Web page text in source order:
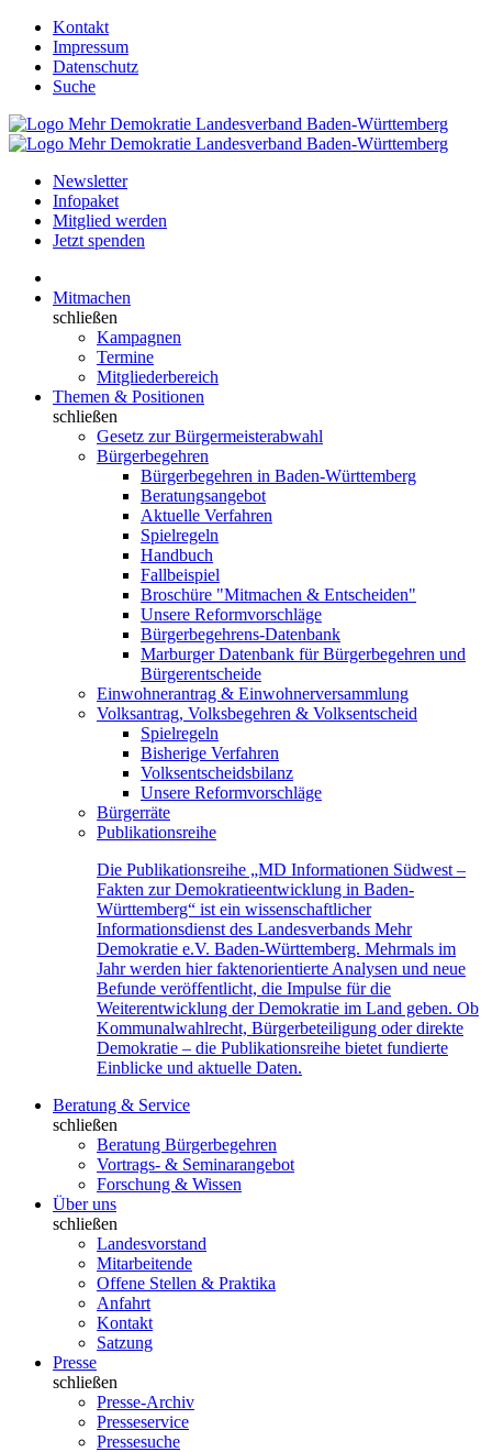
Kontakt
Impressum
Datenschutz
Suche
Newsletter
Infopaket
Mitglied werden
Jetzt spenden
Mitmachen
schließen
Kampagnen
Termine
Mitgliederbereich
Themen & Positionen
schließen
Gesetz zur Bürgermeisterabwahl
Bürgerbegehren
Bürgerbegehren in Baden-Württemberg
Beratungsangebot
Aktuelle Verfahren
Spielregeln
Handbuch
Fallbeispiel
Broschüre "Mitmachen & Entscheiden"
Unsere Reformvorschläge
Bürgerbegehrens-Datenbank
Marburger Datenbank für Bürgerbegehren und
Bürgerentscheide
Einwohnerantrag & Einwohnerversammlung
Volksantrag, Volksbegehren & Volksentscheid
Spielregeln
Bisherige Verfahren
Volksentscheidsbilanz
Unsere Reformvorschläge
Bürgerräte
Publikationsreihe
Die Publikationsreihe „MD Informationen Südwest –
Fakten zur Demokratieentwicklung in Baden-
Württemberg“ ist ein wissenschaftlicher
Informationsdienst des Landesverbands Mehr
Demokratie e.V. Baden-Württemberg. Mehrmals im
Jahr werden hier faktenorientierte Analysen und neue
Befunde veröffentlicht, die Impulse für die
Weiterentwicklung der Demokratie im Land geben. Ob
Kommunalwahlrecht, Bürgerbeteiligung oder direkte
Demokratie – die Publikationsreihe bietet fundierte
Einblicke und aktuelle Daten.
Beratung & Service
schließen
Beratung Bürgerbegehren
Vortrags- & Seminarangebot
Forschung & Wissen
Über uns
schließen
Landesvorstand
Mitarbeitende
Offene Stellen & Praktika
Anfahrt
Kontakt
Satzung
Presse
schließen
Presse-Archiv
Presseservice
Pressesuche